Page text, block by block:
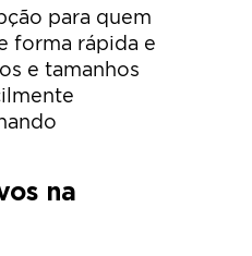
para quem
forma rápida e
e tamanhos
na